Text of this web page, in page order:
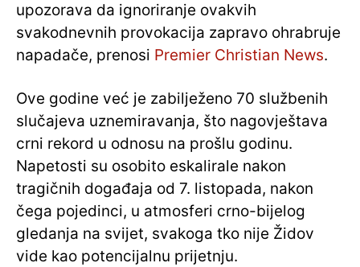
upozorava da ignoriranje ovakvih
svakodnevnih provokacija zapravo ohrabruje
napadače, prenosi Premier Christian News.
Ove godine već je zabilježeno 70 službenih
slučajeva uznemiravanja, što nagovještava
crni rekord u odnosu na prošlu godinu.
Napetosti su osobito eskalirale nakon
tragičnih događaja od 7. listopada, nakon
čega pojedinci, u atmosferi crno-bijelog
gledanja na svijet, svakoga tko nije Židov
vide kao potencijalnu prijetnju.